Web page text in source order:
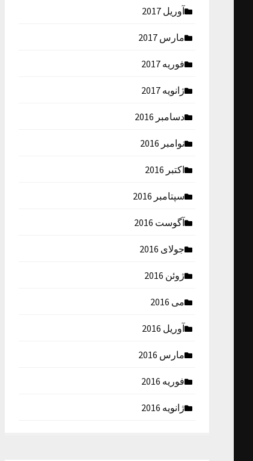
آوریل 2017
مارس 2017
فوریه 2017
ژانویه 2017
دسامبر 2016
نوامبر 2016
اکتبر 2016
سپتامبر 2016
آگوست 2016
جولای 2016
ژوئن 2016
می 2016
آوریل 2016
مارس 2016
فوریه 2016
ژانویه 2016